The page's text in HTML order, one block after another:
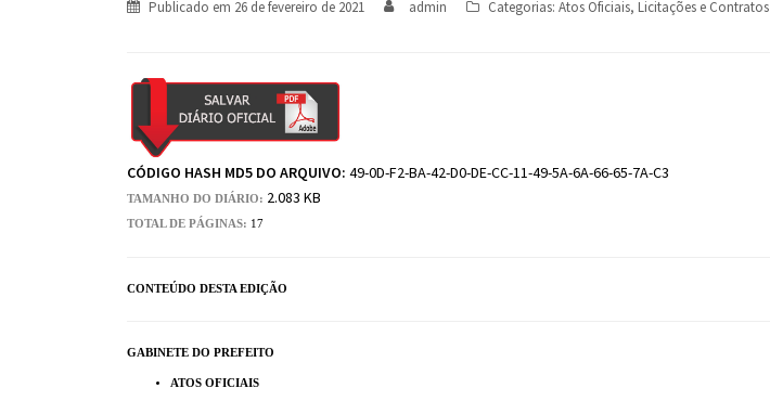
Publicado em 26 de fevereiro de 2021 admin Categorias: Atos Oficiais, Licitações e Contratos
CÓDIGO HASH MD5 DO ARQUIVO: 49-0D-F2-BA-42-D0-DE-CC-11-49-5A-6A-66-65-7A-C3
TAMANHO DO DIÁRIO: 2.083 KB
TOTAL DE PÁGINAS: 17
CONTEÚDO DESTA EDIÇÃO
GABINETE DO PREFEITO
ATOS OFICIAIS